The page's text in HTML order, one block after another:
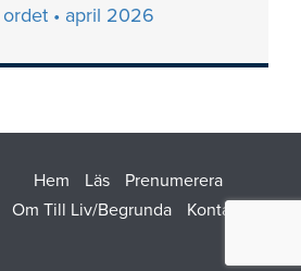
• april 2026
Hem Läs
Prenumerera
Om Till Liv/Begrunda
Kontakt